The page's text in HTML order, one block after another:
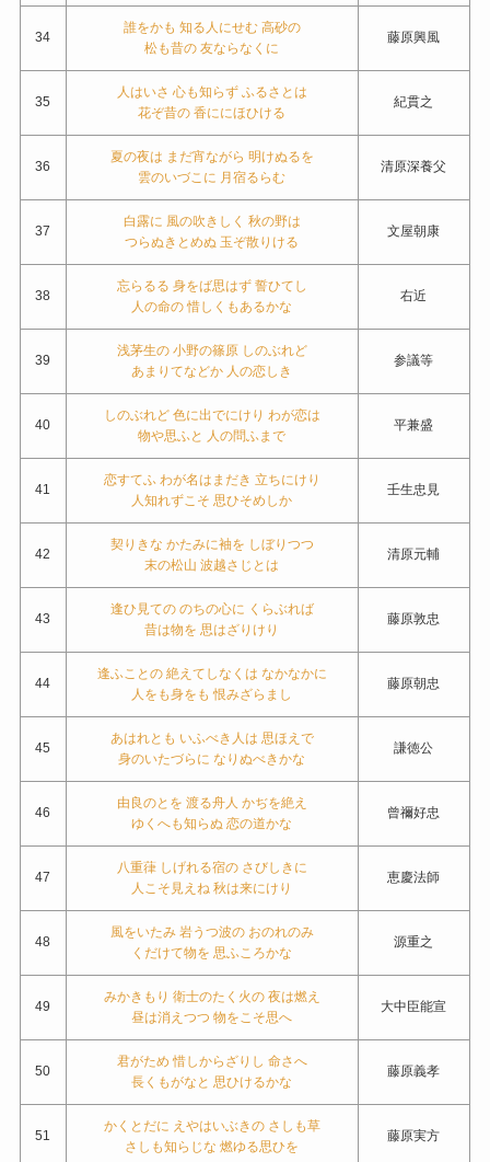
34
誰をかも 知る人にせむ 高砂の
松も昔の 友ならなくに
藤原興風
35
人はいさ 心も知らず ふるさとは
花ぞ昔の 香ににほひける
紀貫之
36
夏の夜は まだ宵ながら 明けぬるを
雲のいづこに 月宿るらむ
清原深養父
37
白露に 風の吹きしく 秋の野は
つらぬきとめぬ 玉ぞ散りける
文屋朝康
38
忘らるる 身をば思はず 誓ひてし
人の命の 惜しくもあるかな
右近
39
浅茅生の 小野の篠原 しのぶれど
あまりてなどか 人の恋しき
参議等
40
しのぶれど 色に出でにけり わが恋は
物や思ふと 人の問ふまで
平兼盛
41
恋すてふ わが名はまだき 立ちにけり
人知れずこそ 思ひそめしか
壬生忠見
42
契りきな かたみに袖を しぼりつつ
末の松山 波越さじとは
清原元輔
43
逢ひ見ての のちの心に くらぶれば
昔は物を 思はざりけり
藤原敦忠
44
逢ふことの 絶えてしなくは なかなかに
人をも身をも 恨みざらまし
藤原朝忠
45
あはれとも いふべき人は 思ほえで
身のいたづらに なりぬべきかな
謙徳公
46
由良のとを 渡る舟人 かぢを絶え
ゆくへも知らぬ 恋の道かな
曾禰好忠
47
八重葎 しげれる宿の さびしきに
人こそ見えね 秋は来にけり
恵慶法師
48
風をいたみ 岩うつ波の おのれのみ
くだけて物を 思ふころかな
源重之
49
みかきもり 衛士のたく火の 夜は燃え
昼は消えつつ 物をこそ思へ
大中臣能宣
50
君がため 惜しからざりし 命さへ
長くもがなと 思ひけるかな
藤原義孝
51
かくとだに えやはいぶきの さしも草
さしも知らじな 燃ゆる思ひを
藤原実方